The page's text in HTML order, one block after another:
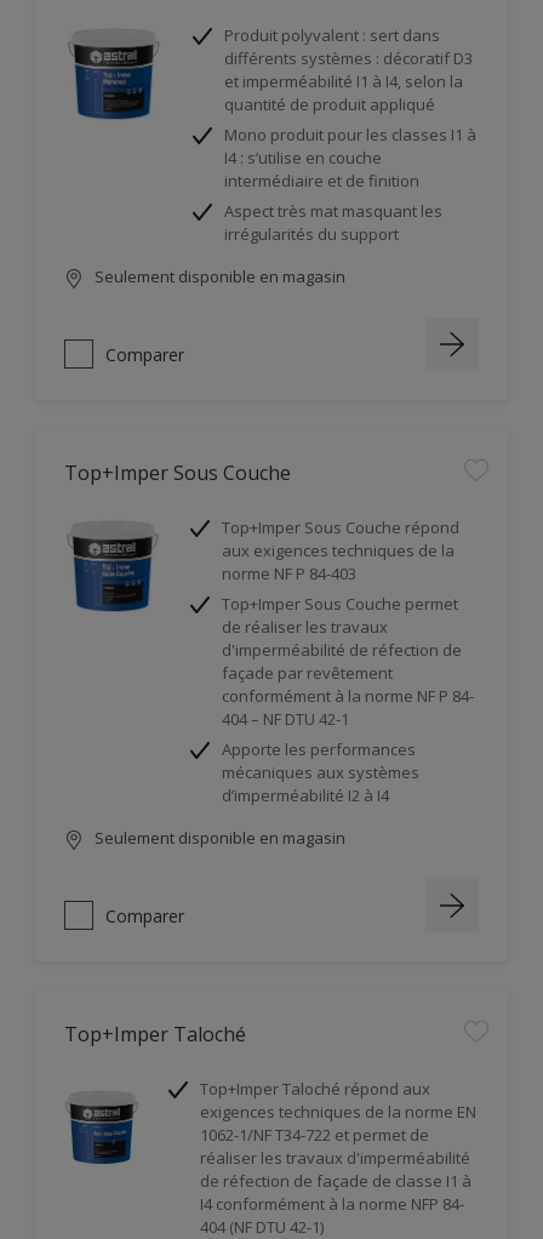
Produit polyvalent : sert dans
différents systèmes : décoratif D3
et imperméabilité I1 à I4, selon la
quantité de produit appliqué
Mono produit pour les classes I1 à
I4 : s’utilise en couche
intermédiaire et de finition
Aspect très mat masquant les
irrégularités du support
Seulement disponible en magasin
Comparer
Top+Imper Sous Couche
Top+Imper Sous Couche répond
aux exigences techniques de la
norme NF P 84-403
Top+Imper Sous Couche permet
de réaliser les travaux
d'imperméabilité de réfection de
façade par revêtement
conformément à la norme NF P 84-
404 – NF DTU 42-1
Apporte les performances
mécaniques aux systèmes
d’imperméabilité I2 à I4
Seulement disponible en magasin
Comparer
Top+Imper Taloché
Top+Imper Taloché répond aux
exigences techniques de la norme EN
1062-1/NF T34-722 et permet de
réaliser les travaux d'imperméabilité
de réfection de façade de classe I1 à
I4 conformément à la norme NFP 84-
404 (NF DTU 42-1)